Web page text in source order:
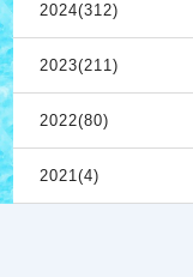
2024(312)
2023(211)
2022(80)
2021(4)